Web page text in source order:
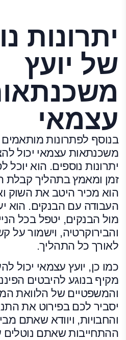
יתרונות
של יועץ
עצמאי
בנוסף לפתרונות מותאמים
משכנתאות עצמאי יכול
יתרונות נוספים. הוא יוכל
זמן ומאמץ בתהליך
הוא מכיר היטב את השוק
העבודה עם הבנקים. הוא
מול הבנקים, יטפל בכל
והבירוקרטיה, וישמור על
לאורך כל התהליך.
כמו כן, יועץ עצמאי יכול
מקיף בנוגע להיבטים
והמשפטיים של הלוואת
יסביר לכם בפירוט את
והחבויות, ויוודא שאתם
ההתחייבות שאתם